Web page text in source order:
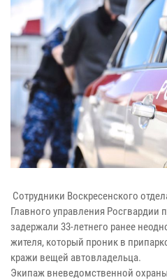
Сотрудники Воскресенского
Главного управления Росгвардии
задержали 33-летнего ранее
жителя, который проник в
кражи вещей автовладельца.
Экипаж вневедомственной